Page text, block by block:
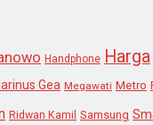
Handphone Harga
Gea Megawati Metro
Ridwan Kamil Samsung